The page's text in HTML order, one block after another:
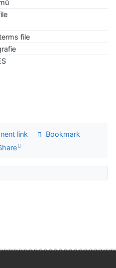
file
link
Bookmark